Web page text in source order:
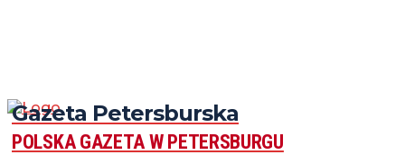
Gazeta Petersburska
POLSKA GAZETA W PETERSBURGU